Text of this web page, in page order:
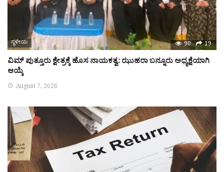
ಸ್ಥಳೀಯ 90 19
ವಿಮ್ ಪುತ್ತೂರು ಕ್ಷೇತ್ರಕ್ಕೆ ಹೊಸ ನಾಯಕತ್ವ: ಝುಹರಾ ಬನ್ನೂರು ಅಧ್ಯಕ್ಷೆಯಾಗಿ
ಆಯ್ಕೆ
August 7, 2026